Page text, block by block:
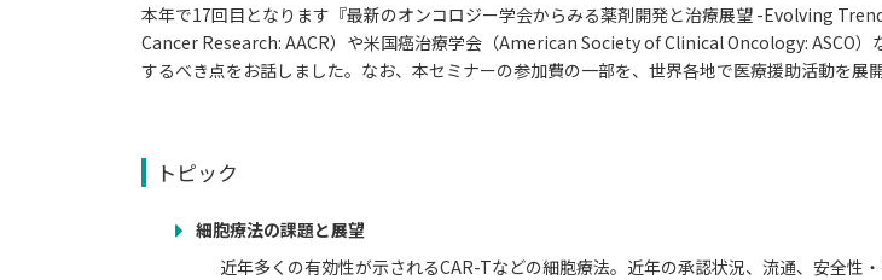
本年で17回目となります『最新のオンコロジー学会からみる薬剤開発と治療展望 -Evolving
Cancer Research: AACR）や米国癌治療学会（American Society of Clinical Oncology: ASCO
するべき点をお話しました。なお、本セミナーの参加費の一部を、世界各地で医療援助活動を展
トピック
細胞療法の課題と展望
近年多くの有効性が示されるCAR-Tなどの細胞療法。近年の承認状況、流通、安全